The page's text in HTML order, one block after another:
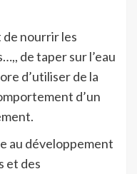
de nourrir les
de taper sur l’eau
d’utiliser de la
d’un
au développement
et des